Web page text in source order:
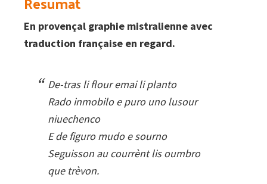
En provençal graphie mistralienne avec
traduction française en regard.
De-tras li flour emai li planto
Rado inmobilo e puro uno lusour
niuechenco
E de figuro mudo e sourno
Seguisson au courrènt lis oumbro
que trèvon.